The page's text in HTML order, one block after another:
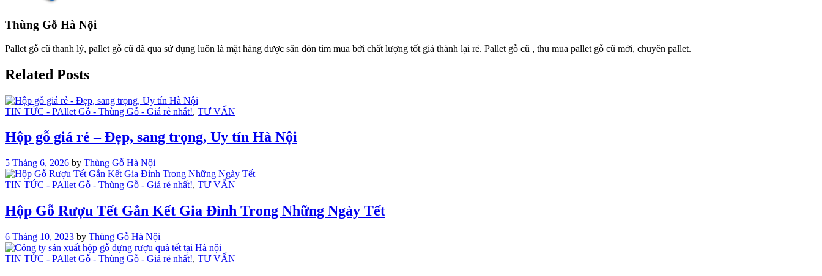
Thùng Gỗ Hà Nội
Pallet gỗ cũ thanh lý, pallet gỗ cũ đã qua sử dụng luôn là mặt hàng được săn đón tìm mua bởi chất lượng tốt giá thành lại rẻ. Pallet gỗ cũ , thu mua pallet gỗ cũ mới, chuyên pallet.
Related Posts
TIN TỨC - PAllet Gỗ - Thùng Gỗ - Giá rẻ nhất!, TƯ VẤN
Hộp gỗ giá rẻ – Đẹp, sang trọng, Uy tín Hà Nội
5 Tháng 6, 2026 by Thùng Gỗ Hà Nội
TIN TỨC - PAllet Gỗ - Thùng Gỗ - Giá rẻ nhất!, TƯ VẤN
Hộp Gỗ Rượu Tết Gắn Kết Gia Đình Trong Những Ngày Tết
6 Tháng 10, 2023 by Thùng Gỗ Hà Nội
TIN TỨC - PAllet Gỗ - Thùng Gỗ - Giá rẻ nhất!, TƯ VẤN